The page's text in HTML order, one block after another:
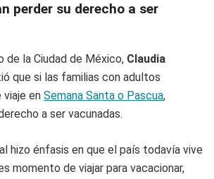
perder su derecho a ser
de la Ciudad de México, Claudia
que si las familias con adultos
viaje en Semana Santa o Pascua,
a ser vacunadas.
hizo énfasis en que el país todavía vive
momento de viajar para vacacionar,